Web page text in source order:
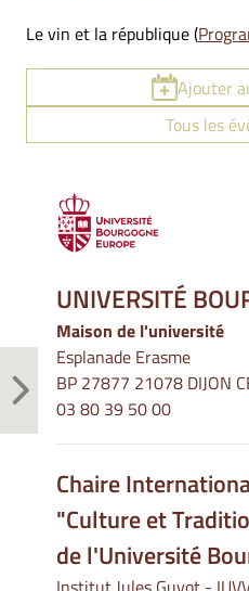
Le vin et la république (
Ajouter
Tous les
UNIVERSITÉ
Maison de l'université
Esplanade Erasme
BP 27877 21078 DIJON
03 80 39 50 00
Chaire
"Culture et
de l'Université